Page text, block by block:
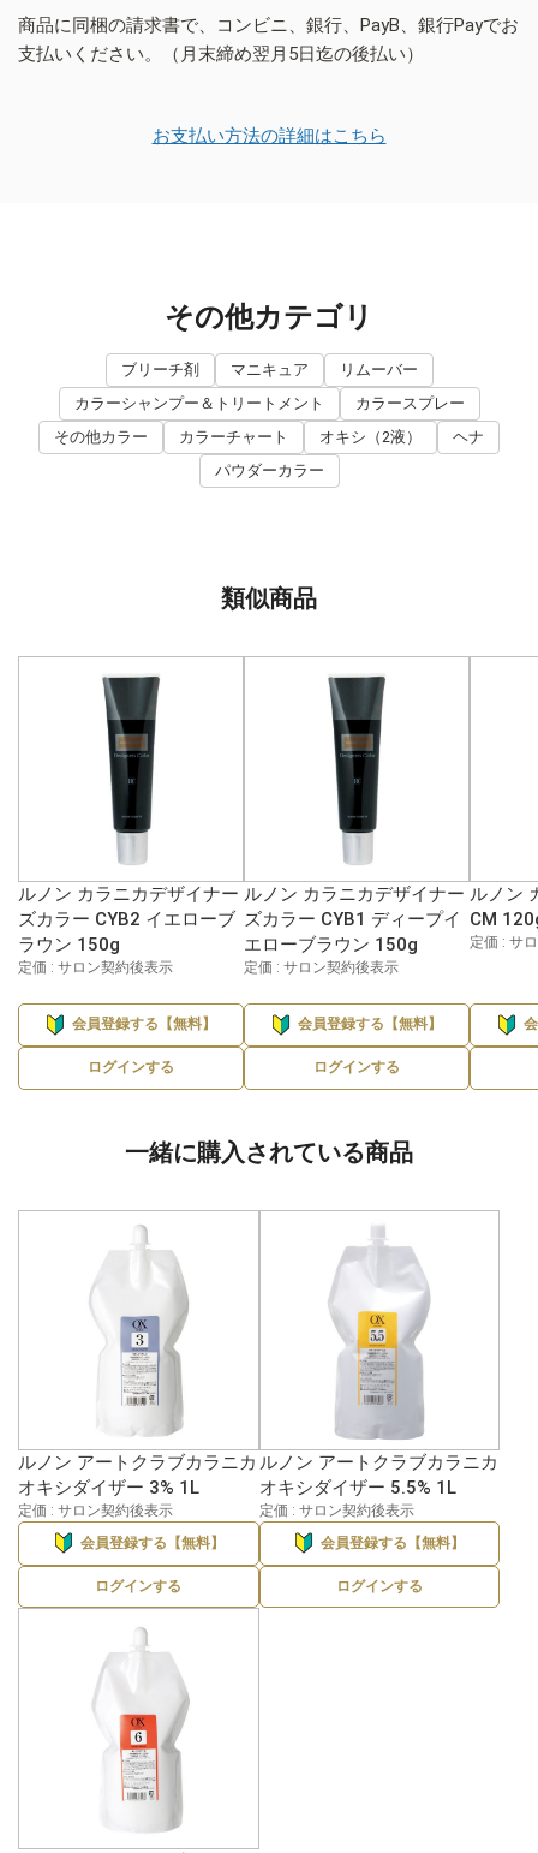
商品に同梱の請求書で、コンビニ、銀行、PayB、銀行Payでお
支払いください。（月末締め翌月5日迄の後払い）
お支払い方法の詳細はこちら
その他カテゴリ
ブリーチ剤 マニキュア
リムーバー
カラーシャンプー＆トリートメント
カラースプレー
その他カラー
カラーチャート オキシ（2液）
ヘナ
パウダーカラー
類似商品
ルノン カラニカデザイナー
ズカラー CYB2 イエローブ
ラウン 150g
定価 : サロン契約後表示
会員登録する【無料】
ログインする
ルノン カラニカデザイナー
ズカラー CYB1 ディープイ
エローブラウン 150g
定価 : サロン契約後表示
会員登録する【無料】
ログインする
ルノン
CM
定価 : サ
一緒に購入されている商品
ルノン アートクラブカラニカ
オキシダイザー 3% 1L
定価 : サロン契約後表示
会員登録する【無料】
ログインする
ルノン アートクラブカラニカ
オキシダイザー 5.5% 1L
定価 : サロン契約後表示
会員登録する【無料】
ログインする